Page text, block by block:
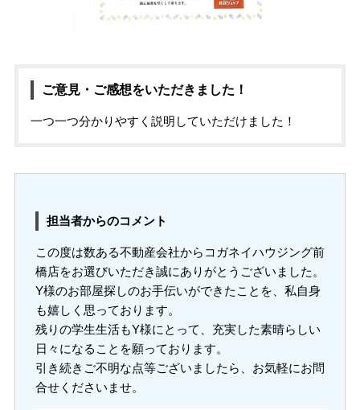
ご意見・ご感想をいただきました！
一つ一つ分かりやすく説明していただけました！
担当者からのコメント
この度は数ある不動産会社からコガネイハウジング前
橋店をお選びいただき誠にありがとうございました。
Y様のお部屋探しのお手伝いができたことを、私自身
も嬉しく思っております。
残りの学生生活もY様にとって、充実した素晴らしい
日々になることを願っております。
引き続きご不明な点等ございましたら、お気軽にお問
合せくださいませ。